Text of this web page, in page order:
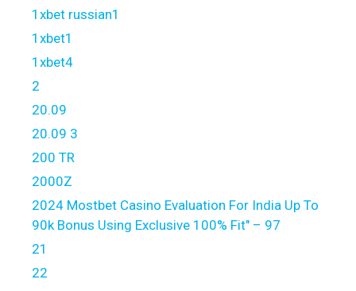
1xbet russian1
1xbet1
1xbet4
2
20.09
20.09 3
200 TR
2000Z
2024 Mostbet Casino Evaluation For India Up To
90k Bonus Using Exclusive 100% Fit" – 97
21
22